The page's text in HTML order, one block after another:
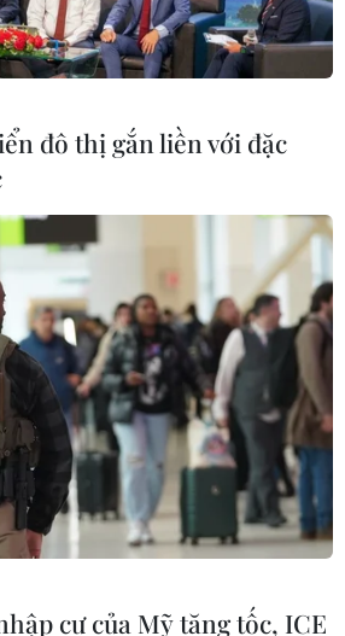
MỤC
Minh xuất hiện
rộng
3 vụ việc vi
trước 30/9
đô thị gắn liền với đặc
cư của Mỹ tăng tốc, ICE